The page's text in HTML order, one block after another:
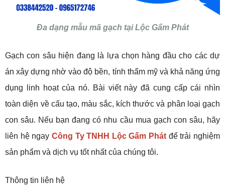
Đa dạng mẫu mã gạch tại Lộc Gấm Phát
Gạch con sâu hiện đang là lựa chọn hàng đầu cho các dự
án xây dựng nhờ vào độ bền, tính thẩm mỹ và khả năng ứng
dụng linh hoạt của nó. Bài viết này đã cung cấp cái nhìn
toàn diện về cấu tạo, màu sắc, kích thước và phân loại gạch
con sâu. Nếu bạn đang có nhu cầu mua gạch con sâu, hãy
liên hệ ngay Công Ty TNHH Lộc Gấm Phát để trải nghiệm
sản phẩm và dịch vụ tốt nhất của chúng tôi.
Thông tin liên hệ